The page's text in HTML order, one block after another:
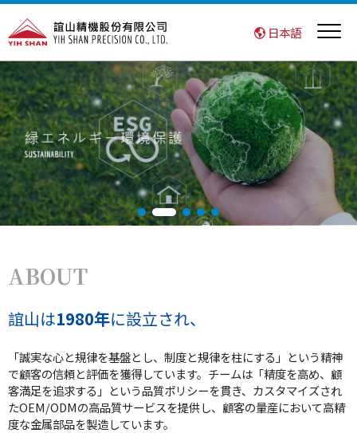
日本語
ABOUT
誼山は1980年に設立され、
「誠実な心と規律を基盤とし、制度と規律を柱にする」という精神
で顧客の信頼と評価を獲得しています。チームは「精度を高め、顧
客満足を追求する」という品質ポリシーを貫き、カスタマイズされ
たOEM/ODMの高品質サービスを提供し、顧客の量産において高精
度な金属部品を製造しています。